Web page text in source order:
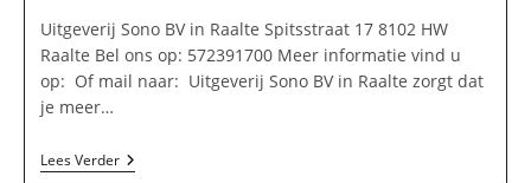
Uitgeverij Sono BV in Raalte Spitsstraat 17 8102 HW
Raalte Bel ons op: 572391700 Meer informatie vind u
op: Of mail naar: Uitgeverij Sono BV in Raalte zorgt dat
je meer…
Lees VerderUitgeverij
Sono